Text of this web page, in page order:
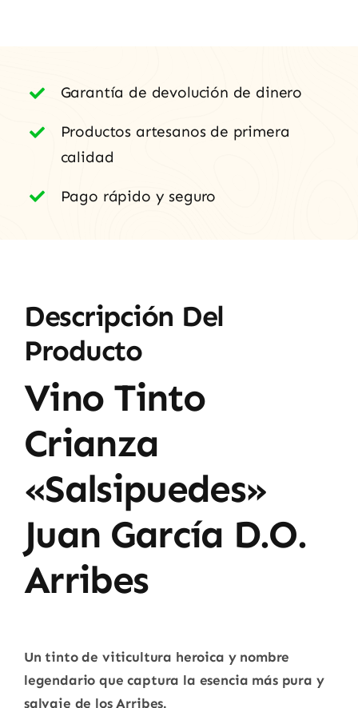
Garantía de devolución de dinero
Productos artesanos de primera
calidad
Pago rápido y seguro
Descripción Del
Producto
Vino Tinto
Crianza
«Salsipuedes»
Juan García D.O.
Arribes
Un tinto de viticultura heroica y nombre
legendario que captura la esencia más pura y
salvaje de los Arribes.